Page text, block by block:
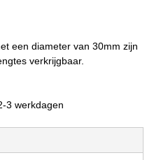
een diameter van 30mm zijn
verkrijgbaar.
3 werkdagen